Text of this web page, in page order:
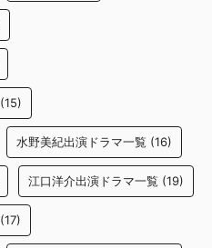
(15)
水野美紀出演ドラマ一覧 (16)
江口洋介出演ドラマ一覧 (19)
(17)